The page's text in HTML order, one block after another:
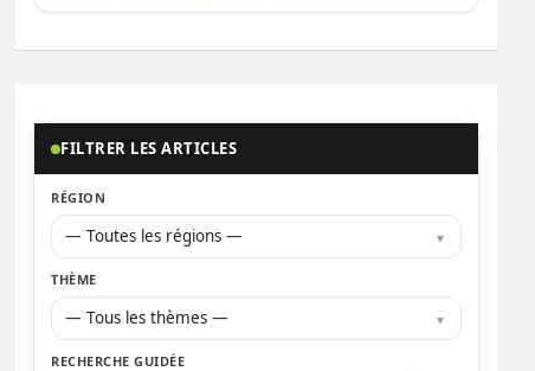
FILTRER LES ARTICLES
RÉGION
— Toutes les régions —
THÈME
— Tous les thèmes —
RECHERCHE GUIDÉE